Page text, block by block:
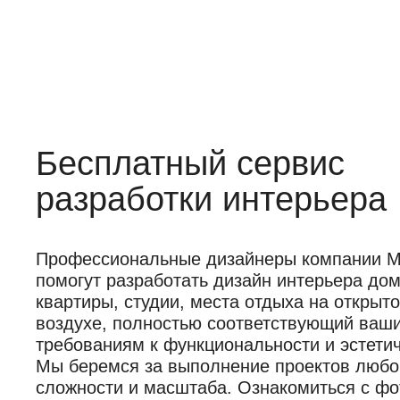
Бесплатный сервис
разработки интерьера
Профессиональные дизайнеры компании
помогут разработать дизайн интерьера
квартиры, студии, места отдыха на
воздухе, полностью соответствующий
требованиям к функциональности и
Мы беремся за выполнение проектов
сложности и масштаба. Ознакомиться с